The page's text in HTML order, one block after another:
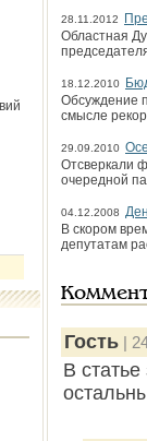
28.11.2012
Областная
18.12.2010
Обсуждение
смысле
29.09.2010
Отсверкали
очередной
04.12.2008
В скором
депутатам
Гость |
В